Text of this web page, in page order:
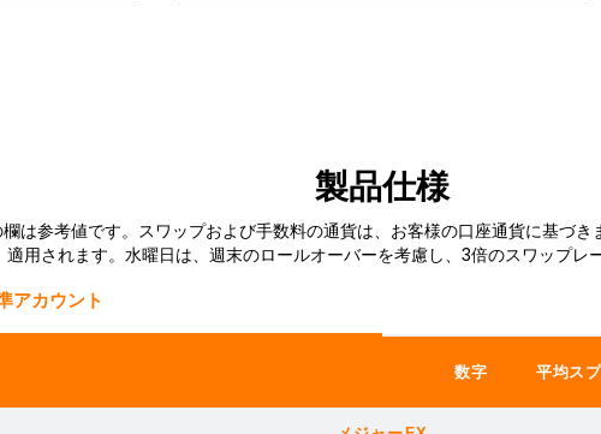
製品仕様
は参考値です。スワップおよび手数料の通貨は、お客様の口座通貨に基づ
適用されます。水曜日は、週末のロールオーバーを考慮し、3倍のスワップレ
アカウント
数字 平均ス